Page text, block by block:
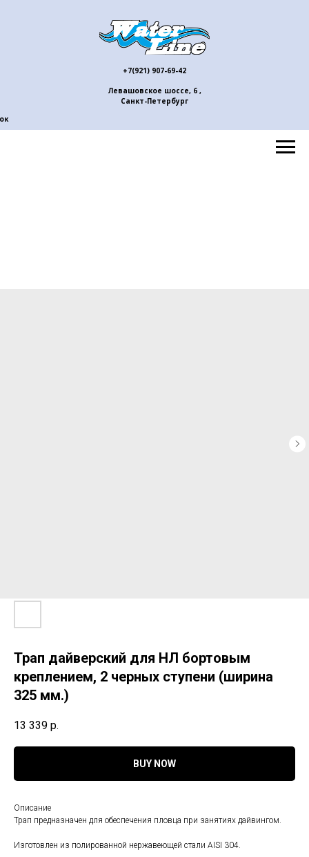
Левашовское шоссе, 6 ,
Санкт-Петербург
+7(921) 907-69-42
Трап дайверский для НЛ бортовым
креплением, 2 черных ступени (ширина
325 мм.)
13 339 р.
BUY NOW
Описание
Трап предназначен для обеспечения пловца при занятиях дайвингом.
Изготовлен из полированной нержавеющей стали AISI 304.